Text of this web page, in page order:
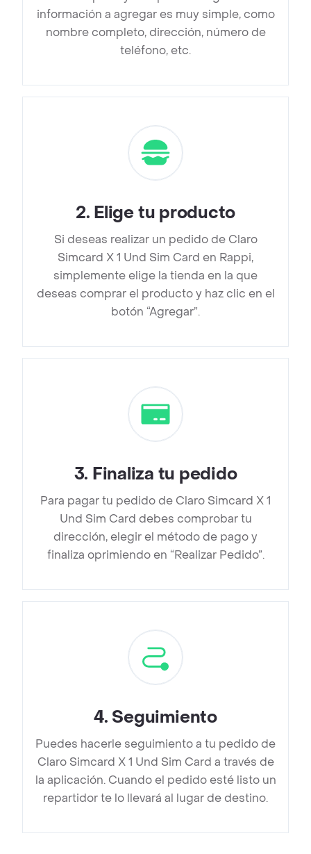
información a agregar es muy simple, como
nombre completo, dirección, número de
teléfono, etc.
2. Elige tu producto
Si deseas realizar un pedido de Claro
Simcard X 1 Und Sim Card en Rappi,
simplemente elige la tienda en la que
deseas comprar el producto y haz clic en el
botón “Agregar”.
3. Finaliza tu pedido
Para pagar tu pedido de Claro Simcard X 1
Und Sim Card debes comprobar tu
dirección, elegir el método de pago y
finaliza oprimiendo en “Realizar Pedido”.
4. Seguimiento
Puedes hacerle seguimiento a tu pedido de
Claro Simcard X 1 Und Sim Card a través de
la aplicación. Cuando el pedido esté listo un
repartidor te lo llevará al lugar de destino.